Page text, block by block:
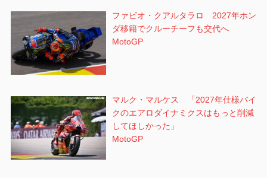
ファビオ・クアルタラロ 2027年ホン
ダ移籍でクルーチーフも交代へ
MotoGP
マルク・マルケス 「2027年仕様バイ
クのエアロダイナミクスはもっと削減
してほしかった」
MotoGP